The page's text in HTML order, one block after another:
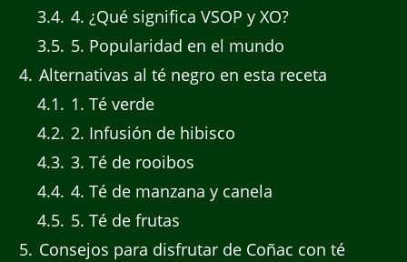
3.4 4. ¿Qué significa VSOP y XO?
3.5 5. Popularidad en el mundo
4 Alternativas al té negro en esta receta
4.1
1. Té verde
4.2 2. Infusión de hibisco
4.3 3. Té de rooibos
4.4 4. Té de manzana y canela
4.5 5. Té de frutas
5 Consejos para disfrutar de Coñac con té